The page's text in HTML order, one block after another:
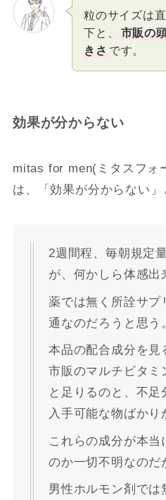
粒のサイズは
下と、
市販の
きさ です。
効果が分からない
mitas for men(ミタスフォ
は、「効果が分からない」
2週間程、毎朝規定
が、何かしら体感出
薬では無く所詮サプ
通なのだろうと思う
本品の配合成分を見
市販のマルチビタミ
と足りるのと、不
入手可能な物ばかり
これらの成分が本
のか一切不明なのだ
男性ホルモン剤で